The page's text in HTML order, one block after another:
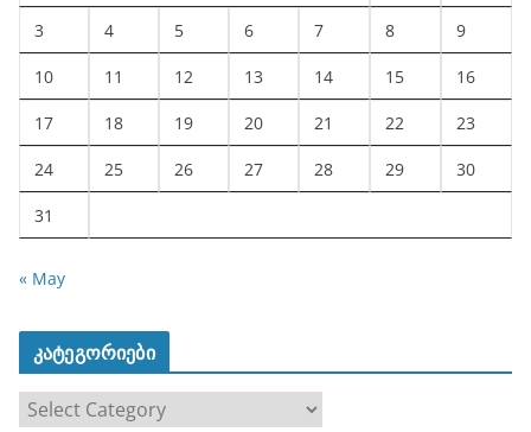
3 4 5 6 7 8 9
10 11 12 13 14 15 16
17 18 19 20 21 22 23
24 25 26 27 28 29 30
31
« May
კატეგორიები